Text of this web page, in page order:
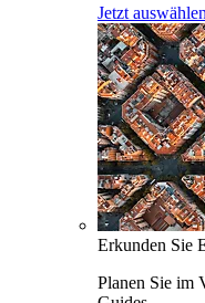
Jetzt auswählen
Erkunden Sie
Planen Sie im